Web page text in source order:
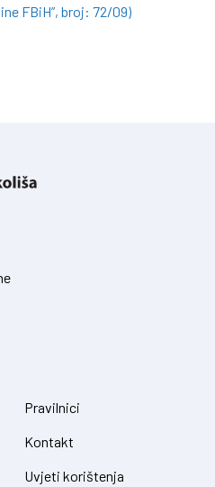
FBiH”, broj: 72/09)
Pravilnici
Kontakt
Uvjeti korištenja